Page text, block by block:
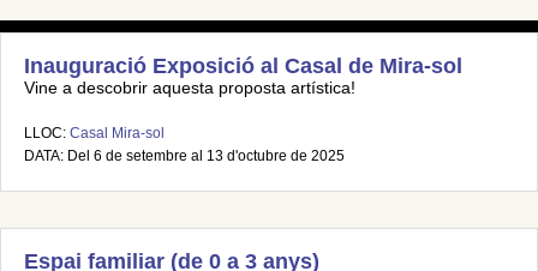
Inauguració Exposició al Casal de Mira-sol
Vine a descobrir aquesta proposta artística!
LLOC: Casal Mira-sol
DATA: Del 6 de setembre al 13 d'octubre de 2025
Espai familiar (de 0 a 3 anys)